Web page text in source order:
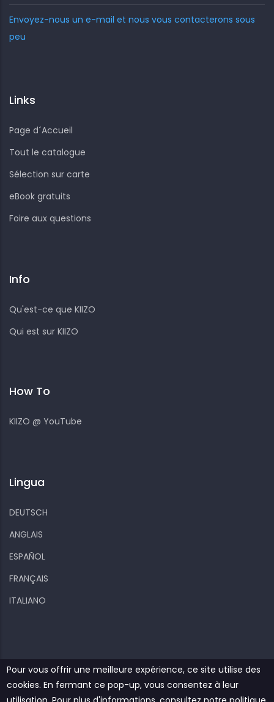
Envoyez-nous un e-mail et nous vous contacterons sous
peu
Links
Page d´Accueil
Tout le catalogue
Sélection sur carte
eBook gratuits
Foire aux questions
Info
Qu'est-ce que KIIZO
Qui est sur KIIZO
How To
KIIZO @ YouTube
Lingua
DEUTSCH
ANGLAIS
ESPAÑOL
FRANÇAIS
ITALIANO
Kiizo Vos informations personnelles Cookies
Pour vous offrir une meilleure expérience, ce site utilise des
cookies. En fermant ce pop-up, vous consentez à leur